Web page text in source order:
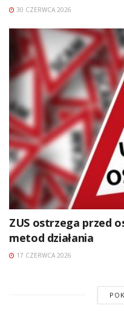
30 CZERWCA 2026
ZUS ostrzega przed
metod działania
17 CZERWCA 2026